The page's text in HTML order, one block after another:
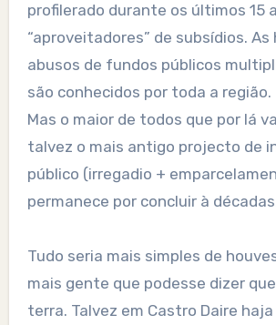
profilerado durante os últimos 15
“aproveitadores” de subsídios.
abusos de fundos públicos
são conhecidos por toda a região.
Mas o maior de todos que por lá
talvez o mais antigo projecto de
público (irregadio +
permanece por concluir à
Tudo seria mais simples de
mais gente que podesse dizer
terra. Talvez em Castro Daire